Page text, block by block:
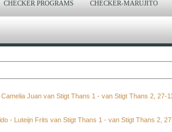
CHECKER PROGRAMS CHECKER-MARUJITO
Juan van Stigt Thans 1 - van Stigt Thans 2, 27-
- Luteijn Frits van Stigt Thans 1 - van Stigt Thans 2,